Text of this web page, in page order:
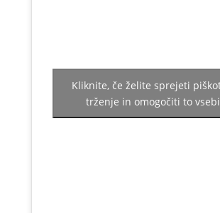
Kliknite, če želite sprejeti
trženje in omogočiti to